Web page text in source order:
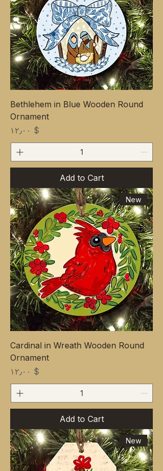
Bethlehem in Blue Wooden Round
Ornament
Price
$ ۱۲٫۰۰
Add to Cart
New
Cardinal in Wreath Wooden Round
Ornament
Price
$ ۱۲٫۰۰
Add to Cart
New